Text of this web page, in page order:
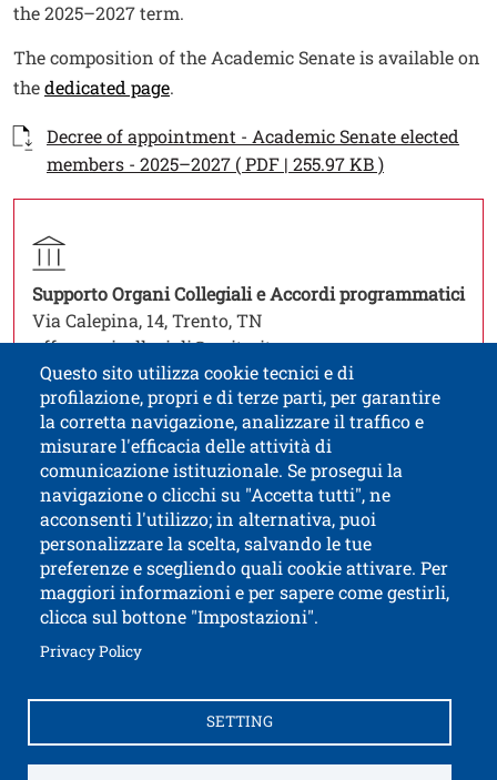
the 2025–2027 term.
The composition of the Academic Senate is available on
thededicated pageOpen this link in a new window
.
Documenti
Documento
Decree of appointment - Academic Senate elected
members - 2025–2027 ( PDF | 255.97 KB )Open this
Struttura
Supporto Organi Collegiali e Accordi programmatici
Via Calepina, 14, Trento, TN
uff.organicollegiali@unitn.it
Questo sito utilizza cookie tecnici e di
profilazione, propri e di terze parti, per garantire
la corretta navigazione, analizzare il traffico e
misurare l'efficacia delle attività di
comunicazione istituzionale. Se prosegui la
navigazione o clicchi su "Accetta tutti", ne
acconsenti l'utilizzo; in alternativa, puoi
personalizzare la scelta, salvando le tue
preferenze e scegliendo quali cookie attivare. Per
maggiori informazioni e per sapere come gestirli,
clicca sul bottone "Impostazioni".
Privacy PolicyOpen this link in a new window
SETTING
University of Trento
via Calepina, 14 - I-38122 Trento
P.IVA-C.F. 003​40520220
Accessibility
Contacts and suggestions
Credits
Electronic InvoicingOpen this link in a
How to reach us